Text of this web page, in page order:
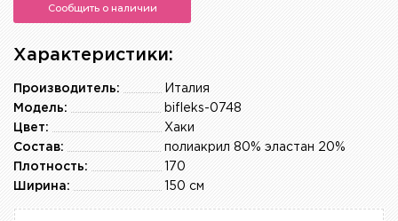
Сообщить о наличии
Характеристики:
Италия
Производитель:
bifleks-0748
Модель:
Хаки
Цвет:
полиакрил 80% эластан 20%
Состав:
170
Плотность:
150 см
Ширина: